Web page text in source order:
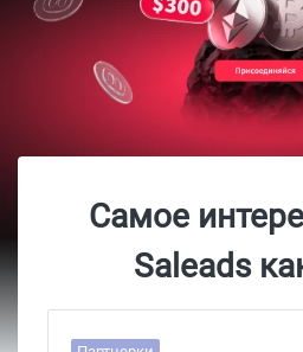
Самое
Saleads